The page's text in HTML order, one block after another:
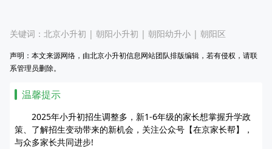
关键词： 北京小升初 | 朝阳小升初 | 朝阳幼升小 | 朝阳区
声明：本文来源网络，由北京小升初信息网站团队排版编辑，若有侵权，请联
系管理员删除。
温馨提示
2025年小升初招生调整多，新1-6年级的家长想掌握升学政
策、了解招生变动带来的新机会，关注公众号【在京家长帮】，
与众多家长共同进步!